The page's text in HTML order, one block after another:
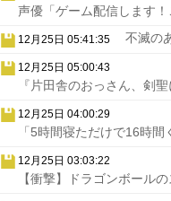
声優「ゲーム配信します
12月25日 05:41:35 不滅の
12月25日 05:00:43
『片田舎のおっさん、剣
12月25日 04:00:29
「5時間寝ただけで16時間
12月25日 03:03:22
【衝撃】ドラゴンボール